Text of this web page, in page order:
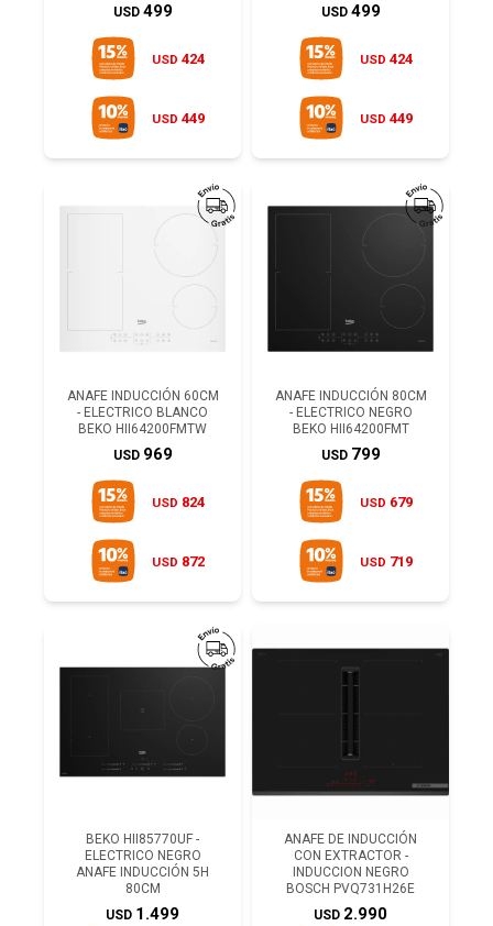
USD 499
USD 424
USD 449
USD 499
USD 424
USD 449
ANAFE INDUCCIÓN 60CM
- ELECTRICO BLANCO
BEKO HII64200FMTW
USD 969
USD 824
USD 872
ANAFE INDUCCIÓN 80CM
- ELECTRICO NEGRO
BEKO HII64200FMT
USD 799
USD 679
USD 719
BEKO HII85770UF -
ELECTRICO NEGRO
ANAFE INDUCCIÓN 5H
80CM
USD 1.499
ANAFE DE INDUCCIÓN
CON EXTRACTOR -
INDUCCION NEGRO
BOSCH PVQ731H26E
USD 2.990